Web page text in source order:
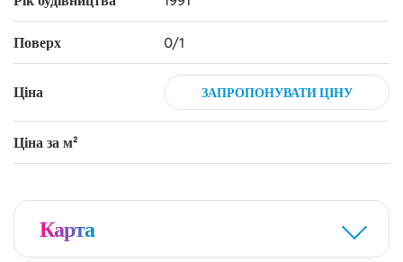
Поверх 0/1
Ціна ЗАПРОПОНУВАТИ ЦІНУ
Ціна за м²
Карта